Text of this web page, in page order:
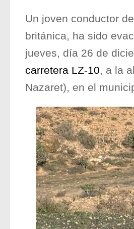
Un joven conductor de
británica, ha sido
jueves, día 26 de
carretera LZ-10, a la
Nazaret), en el